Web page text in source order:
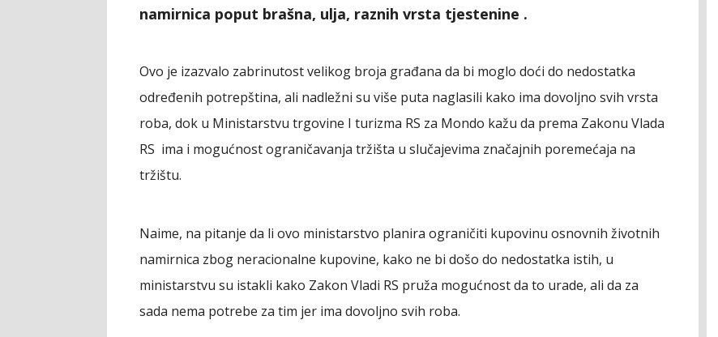
namirnica poput brašna, ulja, raznih vrsta tjestenine .
Ovo je izazvalo zabrinutost velikog broja građana da bi moglo doći do nedostatka
određenih potrepština, ali nadležni su više puta naglasili kako ima dovoljno svih vrsta
roba, dok u Ministarstvu trgovine I turizma RS za Mondo kažu da prema Zakonu Vlada
RS ima i mogućnost ograničavanja tržišta u slučajevima značajnih poremećaja na
tržištu.
Naime, na pitanje da li ovo ministarstvo planira ograničiti kupovinu osnovnih životnih
namirnica zbog neracionalne kupovine, kako ne bi došo do nedostatka istih, u
ministarstvu su istakli kako Zakon Vladi RS pruža mogućnost da to urade, ali da za
sada nema potrebe za tim jer ima dovoljno svih roba.